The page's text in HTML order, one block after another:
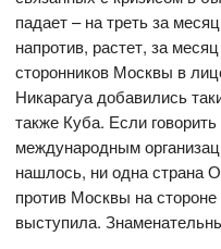
падает – на треть за
напротив, растет, за
сторонников Москвы в
Никарагуа добавились
также Куба. Если
международным
нашлось, ни одна
против Москвы на
выступила.